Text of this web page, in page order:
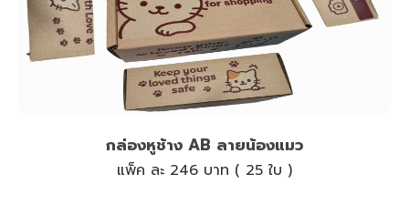
กล่องหูช้าง AB ลายน้องแมว
แพ็ค ละ 246 บาท ( 25 ใบ )